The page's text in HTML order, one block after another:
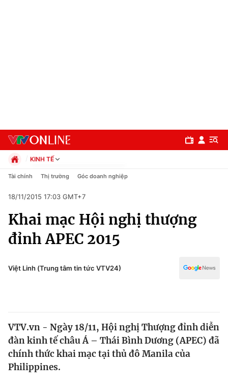
Chuyên mục
Chính trị
Thế giới
Tin tức
KINH TẾ
Chính trị
Pháp luật
Kinh tế
Thể thao
Truyền hình
Y tế
Tài chính Thị trường Góc doanh nghiệp
18/11/2015 17:03 GMT+7
Khai mạc Hội nghị thượng
đỉnh APEC 2015
Việt Linh (Trung tâm tin tức VTV24)
VTV.vn - Ngày 18/11, Hội nghị Thượng đỉnh diễn
đàn kinh tế châu Á – Thái Bình Dương (APEC) đã
chính thức khai mạc tại thủ đô Manila của
Philippines.